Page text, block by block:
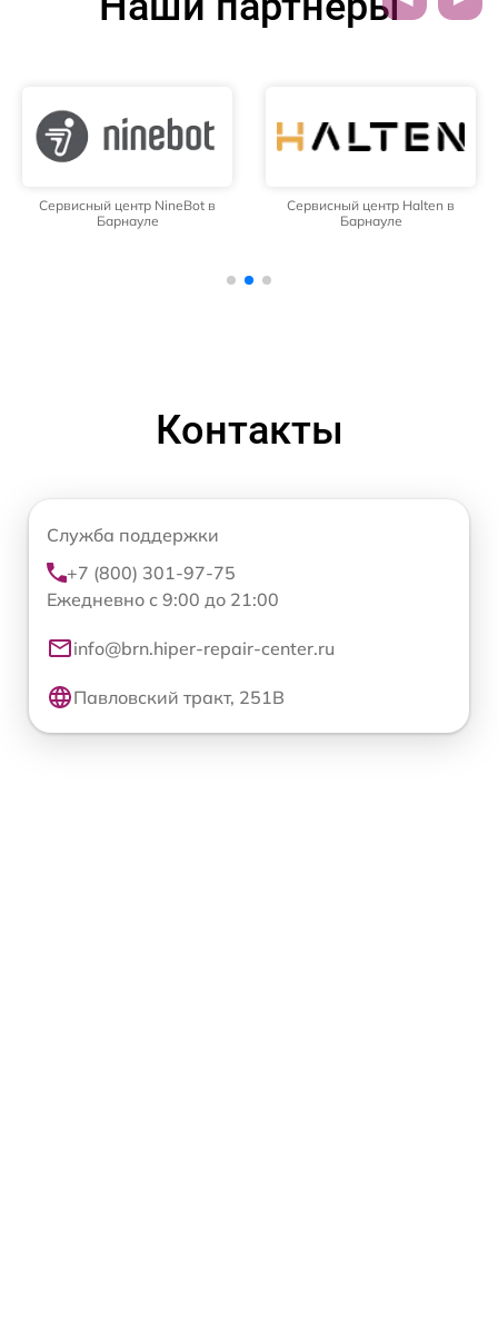
Сервисный центр NineBot в
Барнауле
Сервисный центр Halten в
Барнауле
Контакты
Служба поддержки
+7 (800) 301-97-75
Ежедневно с 9:00 до 21:00
info@brn.hiper-repair-center.ru
Павловский тракт, 251В